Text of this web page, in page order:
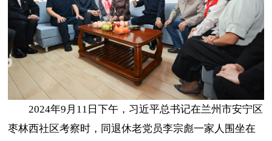
2024年9月11日下午，习近平总书记在兰州市安宁区
枣林西社区考察时，同退休老党员李宗彪一家人围坐在